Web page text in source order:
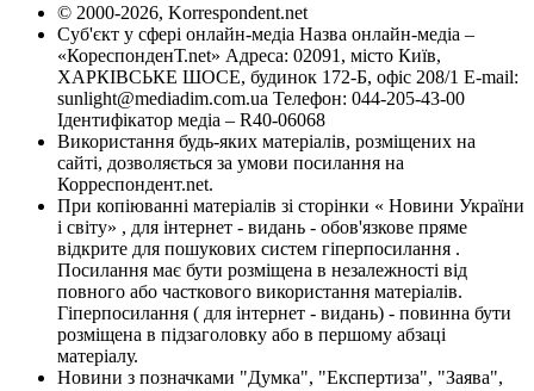
© 2000-2026, Korrespondent.net
Суб'єкт у сфері онлайн-медіа Назва онлайн-медіа –
«КореспонденТ.net» Адреса: 02091, місто Київ,
ХАРКІВСЬКЕ ШОСЕ, будинок 172-Б, офіс 208/1 E-mail:
sunlight@mediadim.com.ua Телефон: 044-205-43-00
Ідентифікатор медіа – R40-06068
Використання будь-яких матеріалів, розміщених на
сайті, дозволяється за умови посилання на
Корреспондент.net.
При копіюванні матеріалів зі сторінки « Новини України
і світу» , для інтернет - видань - обов'язкове пряме
відкрите для пошукових систем гіперпосилання .
Посилання має бути розміщена в незалежності від
повного або часткового використання матеріалів.
Гіперпосилання ( для інтернет - видань) - повинна бути
розміщена в підзаголовку або в першому абзаці
матеріалу.
Новини з позначками "Думка", "Експертиза", "Заява",